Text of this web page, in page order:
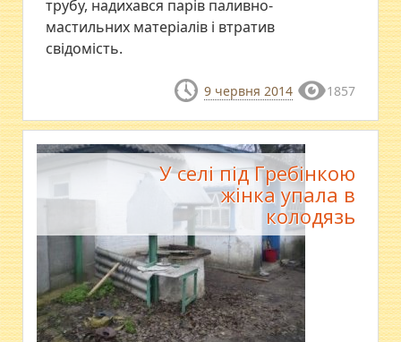
трубу, надихався парів паливно-
мастильних матеріалів і втратив
свідомість.
9 червня 2014 1857
У селі під Гребінкою
жінка упала в
колодязь